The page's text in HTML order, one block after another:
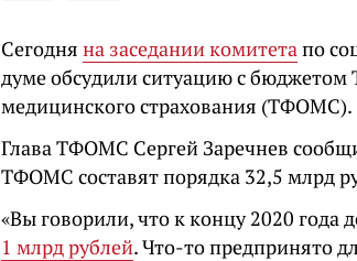
Сегодня на заседании комитетапо
думе обсудили ситуацию с бюджетом
медицинского страхования (ТФОМС).
Глава ТФОМС Сергей Заречнев
ТФОМС составят порядка 32,5 млрд
«Вы говорили, что к концу 2020 года
1 млрд рублей. Что-то предпринято